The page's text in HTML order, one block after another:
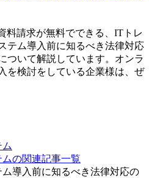
料請求が無料でできる、ITトレ
テム導入前に知るべき法律対応
ついて解説しています。 オンラ
を検討をしている企業様は、ぜ
の関連記事一覧
導入前に知るべき法律対応の